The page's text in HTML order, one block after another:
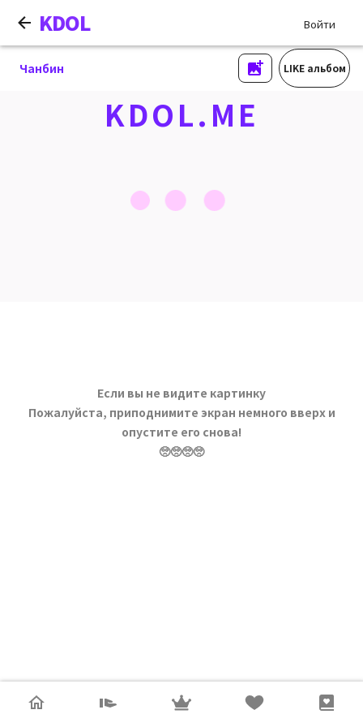
KDOL Войти
Чанбин LIKE альбом
KDOL.ME
Если вы не видите картинку
Пожалуйста, приподнимите экран немного вверх и
опустите его снова!
🥺🥺🥺🥺